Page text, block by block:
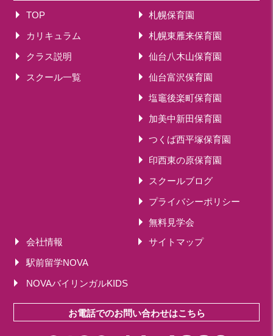
TOP
カリキュラム
クラス説明
スクール一覧
札幌保育園
札幌東雁来保育園
仙台八木山保育園
仙台富沢保育園
塩竈後楽町保育園
加美中新田保育園
つくば西平塚保育園
印西東の原保育園
スクールブログ
プライバシーポリシー
無料見学会
会社情報
サイトマップ
駅前留学NOVA
NOVAバイリンガルKIDS
お電話でのお問い合わせはこちら